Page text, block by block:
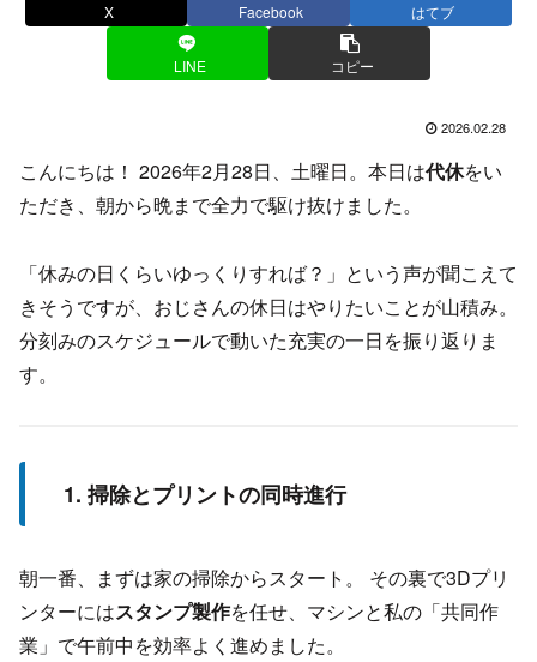
X Facebook はてブ
LINE コピー
2026.02.28
こんにちは！ 2026年2月28日、土曜日。本日は代休をい
ただき、朝から晩まで全力で駆け抜けました。
「休みの日くらいゆっくりすれば？」という声が聞こえて
きそうですが、おじさんの休日はやりたいことが山積み。
分刻みのスケジュールで動いた充実の一日を振り返りま
す。
1. 掃除とプリントの同時進行
朝一番、まずは家の掃除からスタート。 その裏で3Dプリ
ンターにはスタンプ製作を任せ、マシンと私の「共同作
業」で午前中を効率よく進めました。